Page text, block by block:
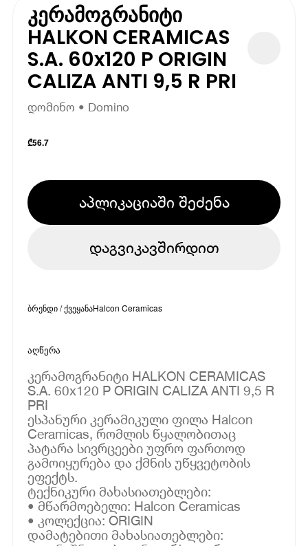
კერამოგრანიტი
HALKON CERAMICAS
S.A. 60x120 P ORIGIN
CALIZA ANTI 9,5 R PRI
დომინო • Domino
₾56.7
აპლიკაციაში შეძენა
დაგვიკავშირდით
ბრენდი / ქვეყანაHalcon Ceramicas
აღწერა
კერამოგრანიტი HALKON CERAMICAS
S.A. 60x120 P ORIGIN CALIZA ANTI 9,5 R
PRI
ესპანური კერამიკული ფილა Halcon
Ceramicas, რომლის წყალობითაც
პატარა სივრცეები უფრო ფართოდ
გამოიყურება და ქმნის უწყვეტობის
ეფექტს.
ტექნიკური მახასიათებლები:
• მწარმოებელი: Halcon Ceramicas
• კოლექცია: ORIGIN
დამატებითი მახასიათებლები: